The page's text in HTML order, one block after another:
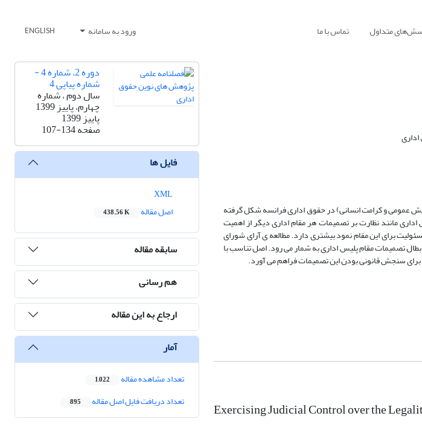
متداول تماس با ما ورود به سامانه ENGLISH
عمومی و کرامت انسانی) در حقوق اداری فرانسه شکل گرفته
مانند نظارت بر تصمیمات هر مقام اداری دیگر از اهمیت
برای این مقام نمود بیشتری دارد. مطالعه ی آرای شورای
تصمیمات مقام پلیس اداری به شمار می رود. اصل تناسب با
سنجش قانونی بودن این تصمیمات فراهم می آورد.
Exercising Judicial Control over the
دوره 2، شماره 4 -
شماره پیاپی 4
سال دوم ، شماره
چهارم، پاییز 1399
پاییز 1399
صفحه107-134
فایل ها
اصل مقاله
438.56 K
سابقه مقاله
هم رسانی
ارجاع به این مقاله
آمار
تعداد مشاهده مقاله 1,022
تعداد دریافت فایل اصل مقاله 895